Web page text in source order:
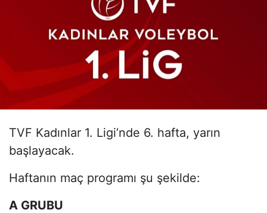
TVF Kadınlar 1. Ligi’nde 6. hafta, yarın
başlayacak.
Haftanın maç programı şu şekilde:
A GRUBU